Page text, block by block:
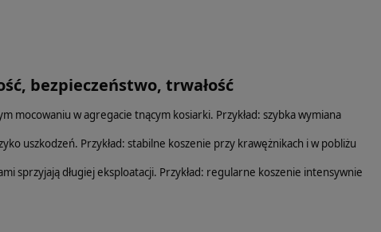
bezpieczeństwo, trwałość
mocowaniu w agregacie tnącym kosiarki. Przykład: szybka wymiana
uszkodzeń. Przykład: stabilne koszenie przy krawężnikach i w pobliżu
sprzyjają długiej eksploatacji. Przykład: regularne koszenie intensywnie